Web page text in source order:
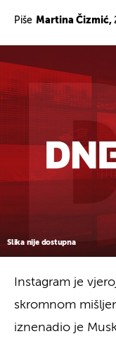
Piše Martina Čizmić,
Slika nije dostupna
Instagram je
skromnom
iznenadio je